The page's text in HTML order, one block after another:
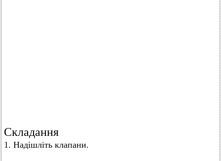
Складання
1. Надішліть клапани.